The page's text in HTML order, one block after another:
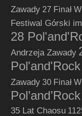
Zawady 27 Finał
Festiwal Górski
28
Andrzeja Zawady
Pol'and'Rock
Zawady 30 Finał
Pol’and’Rock
35 Lat Chaosu